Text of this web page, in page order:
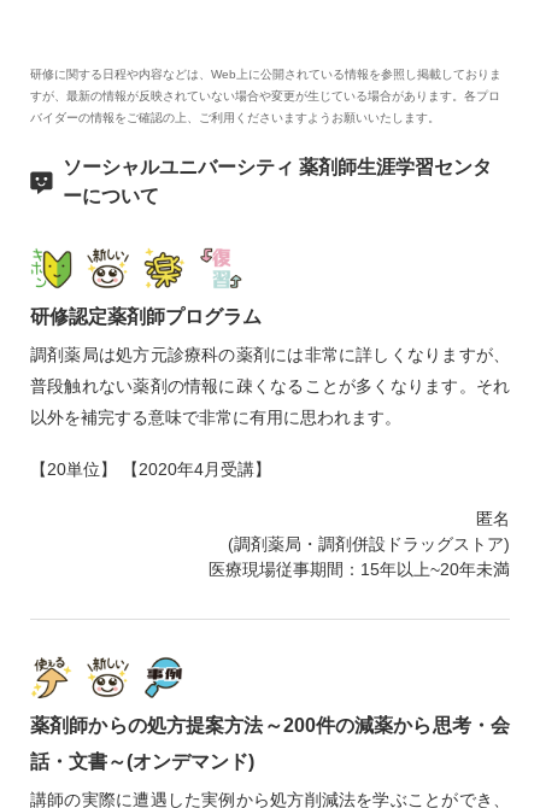
スセンター 石金 正裕 先生
研修に関する日程や内容などは、Web上に公開されている情報を参照し掲載しておりま
すが、最新の情報が反映されていない場合や変更が生じている場合があります。各プロ
バイダーの情報をご確認の上、ご利用くださいますようお願いいたします。
ソーシャルユニバーシティ 薬剤師生涯学習センタ
ーについて
研修認定薬剤師プログラム
調剤薬局は処方元診療科の薬剤には非常に詳しくなりますが、
普段触れない薬剤の情報に疎くなることが多くなります。それ
以外を補完する意味で非常に有用に思われます。
【20単位】 【2020年4月受講】
匿名
(調剤薬局・調剤併設ドラッグストア)
医療現場従事期間：15年以上~20年未満
薬剤師からの処方提案方法～200件の減薬から思考・会
話・文書～(オンデマンド)
講師の実際に遭遇した実例から処方削減法を学ぶことができ、